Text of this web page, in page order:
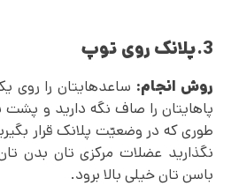
3.پلانک روی توپ
روش انجام: ساعدهایتان را روی
پاهایتان را صاف نگه دارید و پشت
طوری که در وضعیّت پلانک قرار
نگذارید عضلات مرکزی تان بدن
باسن تان خیلی بالا برود.